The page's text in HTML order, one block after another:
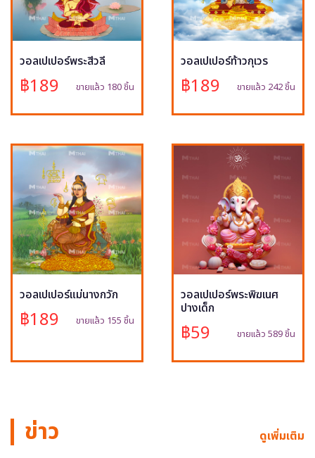
วอลเปเปอร์พระสีวลี
฿189 ขายแล้ว 180 ชิ้น
วอลเปเปอร์ท้าวกุเวร
฿189 ขายแล้ว 242 ชิ้น
วอลเปเปอร์แม่นางกวัก
฿189 ขายแล้ว 155 ชิ้น
วอลเปเปอร์พระพิฆเนศ
ปางเด็ก
฿59 ขายแล้ว 589 ชิ้น
ข่าว ดูเพิ่มเติม